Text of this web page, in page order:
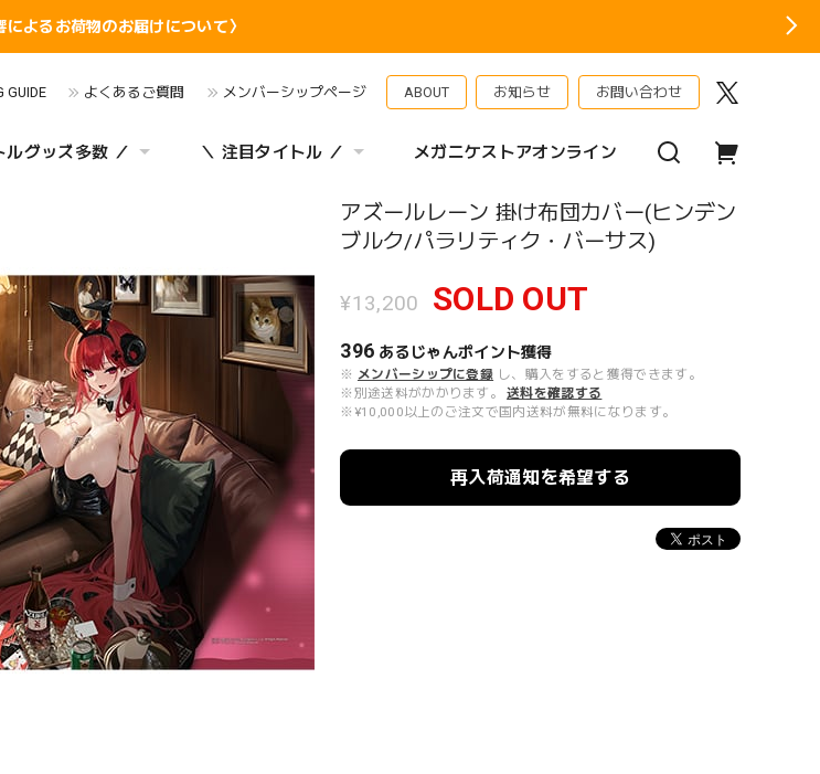
によるお荷物のお届けについて〉
GUIDE よくあるご質問 メンバーシップページ ABOUT お知らせ お問い合わせ
ルグッズ多数 ／ ＼ 注目タイトル ／ メガニケストアオンライン
アズールレーン 掛け布団カバー(ヒンデン
ブルク/パラリティク・バーサス)
¥13,200 SOLD OUT
396 あるじゃんポイント獲得
※ メンバーシップに登録 し、購入をすると獲得できます。
※別途送料がかかります。
送料を確認する
※¥10,000以上のご注文で国内送料が無料になります。
再入荷通知を希望する